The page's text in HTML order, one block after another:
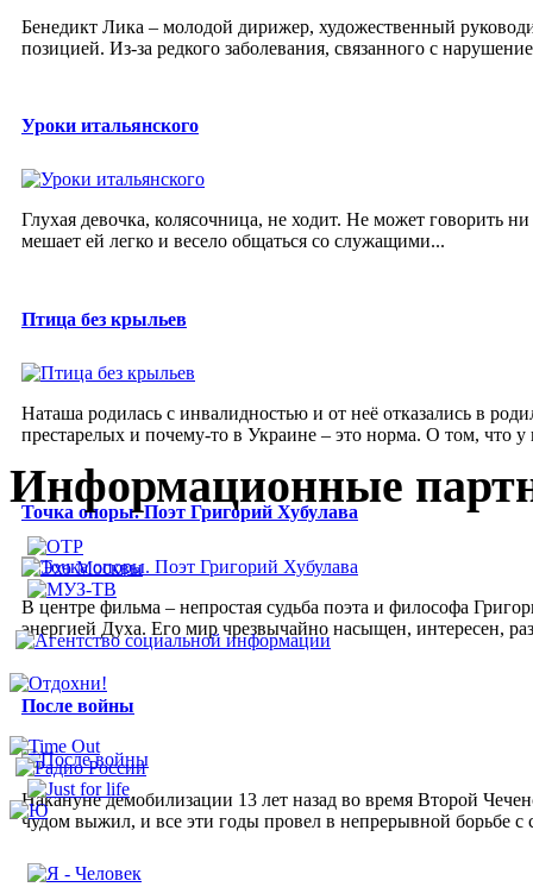
Бенедикт Лика – молодой дирижер, художественный
позицией. Из-за редкого заболевания, связанного с
Уроки итальянского
Глухая девочка, колясочница, не ходит. Не может говорить
мешает ей легко и весело общаться со служащими...
Птица без крыльев
Наташа родилась с инвалидностью и от неё отказались в
престарелых и почему-то в Украине – это норма. О том, что у
Точка опоры. Поэт Григорий Хубулава
В центре фильма – непростая судьба поэта и философа
энергией Духа. Его мир чрезвычайно насыщен, интересен,
После войны
Накануне демобилизации 13 лет назад во время Второй
чудом выжил, и все эти годы провел в непрерывной борьбе с
Информационные